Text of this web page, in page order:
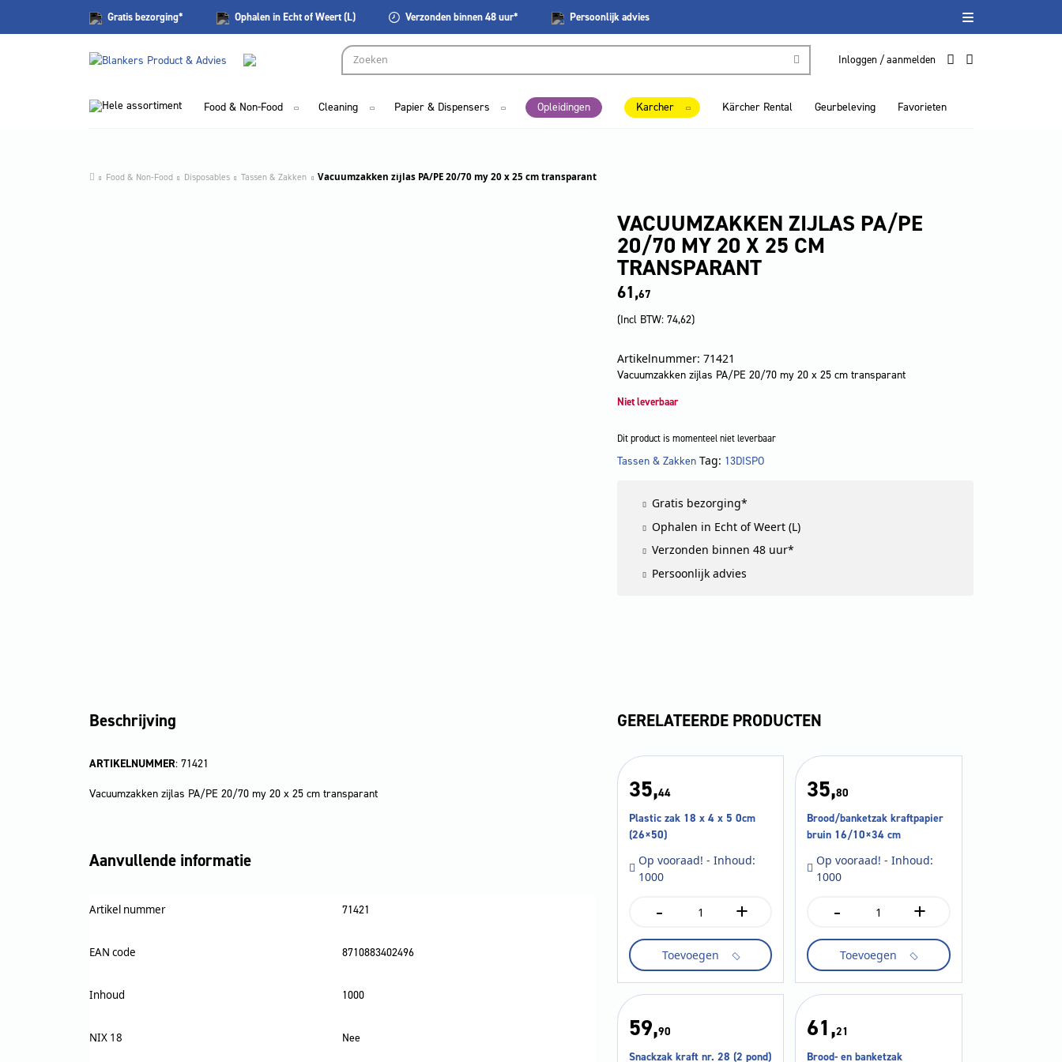
Gratisbezorging* Ophalen in Echt of Weert (L) Verzondenbinnen 48 uur* Persoonlijkadvies
Inloggen / aanmelden
Hele assortiment Food & Non-Food Cleaning Papier & Dispensers Opleidingen Karcher Kärcher Rental Geurbeleving Favorieten
Food & Non-Food Disposables Tassen & Zakken Vacuumzakken zijlas PA/PE 20/70 my 20 x 25 cm transparant
VACUUMZAKKEN ZIJLAS PA/PE
20/70 MY 20 X 25 CM
TRANSPARANT
61,67
(Incl BTW: 74,62)
Artikelnummer: 71421
Vacuumzakken zijlas PA/PE 20/70 my 20 x 25 cm transparant
Niet leverbaar
Dit product is momenteel niet leverbaar
Tassen & Zakken Tag: 13DISPO
Gratis bezorging*
Ophalen in Echt of Weert (L)
Verzonden binnen 48 uur*
Persoonlijk advies
Beschrijving
ARTIKELNUMMER: 71421
Vacuumzakken zijlas PA/PE 20/70 my 20 x 25 cm transparant
Aanvullende informatie
Artikel nummer 71421
EAN code 8710883402496
Inhoud 1000
NIX 18 Nee
GERELATEERDE PRODUCTEN
35,44
Plastic zak 18 x 4 x 5 0cm
(26×50)
Op vooraad! - Inhoud:
1000
-
Plastic
18
4
x
(26x50)
+
Toevoegen
35,80
Brood/banketzak kraftpapier
bruin 16/10×34 cm
Op vooraad! - Inhoud:
1000
-
Brood/banketzak
bruin
16/10x34
cm
aantal
+
Toevoegen
59,90
Snackzak kraft nr. 28 (2 pond)
61,21
Brood- en banketzak